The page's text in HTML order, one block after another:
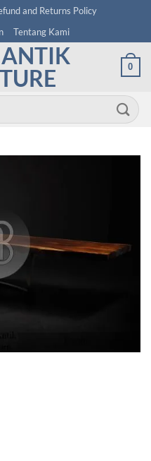
and Returns Policy
Tentang Kami
0